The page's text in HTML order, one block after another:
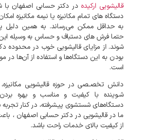
قالیشویی ارکیده در دکتر حسابی اصفهان با
دستگاه‌ های تمام مکانیزه یا نیمه مکانیزه
به حداقل ممکن می‌رساند. به‌ همین دلیل
حتما فرش‌ های دستباف و حساس به وسیله
شوند. از مزایای قالیشویی خوب در محدوده
بودن به این دستگاه‌ها و استفاده از آن‌ها در
است.
دانش تخصـصی در حوزه قالیشویی مکانیزه،
شـوینده با کیفیت و مناسب و بهره بردن
دسـتگاه‌های شستشوی پیـشرفته، در کنار تجربه
ما در قالیشویی در دکتر حسابی اصفهان ،
از کیفیت بالای خدمات راحت باشد.